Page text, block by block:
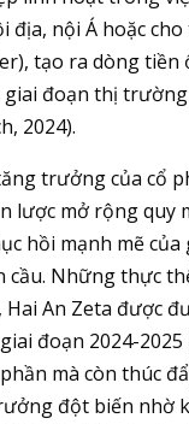
địa, nội Á hoặc
tạo ra dòng tiền
giai đoạn thị
2024).
trưởng của cổ
lược mở rộng quy
hồi mạnh mẽ của
cầu. Những thực
Hai An Zeta được
đoạn 2024-
mà còn thúc
đột biến nhờ